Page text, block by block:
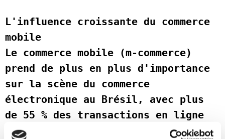
L'influence croissante du commerce
mobile
Le commerce mobile (m-commerce)
prend de plus en plus d'importance
sur la scène du commerce
électronique au Brésil, avec plus
de 55 % des transactions en ligne
en 2023 réalisées sur smartphone.